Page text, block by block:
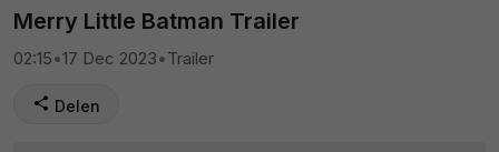
Merry Little Batman Trailer
02:15•17 Dec 2023•Trailer
Delen